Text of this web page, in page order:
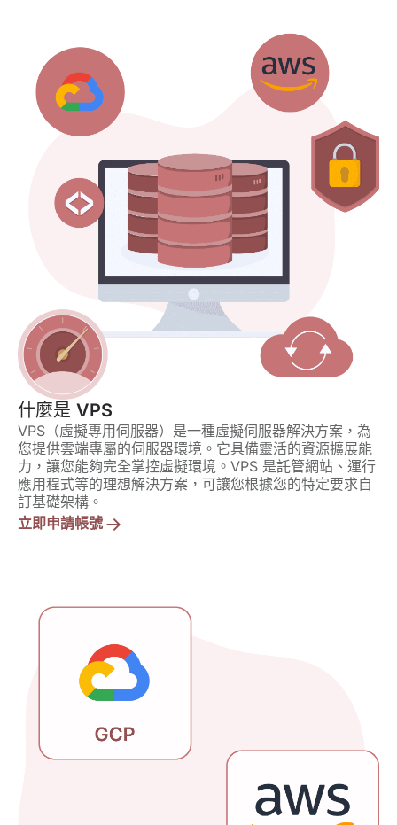
什麼是 VPS
VPS（虛擬專用伺服器）是一種虛擬伺服器解決方案，為
您提供雲端專屬的伺服器環境。它具備靈活的資源擴展能
力，讓您能夠完全掌控虛擬環境。VPS 是託管網站、運行
應用程式等的理想解決方案，可讓您根據您的特定要求自
訂基礎架構。
立即申請帳號